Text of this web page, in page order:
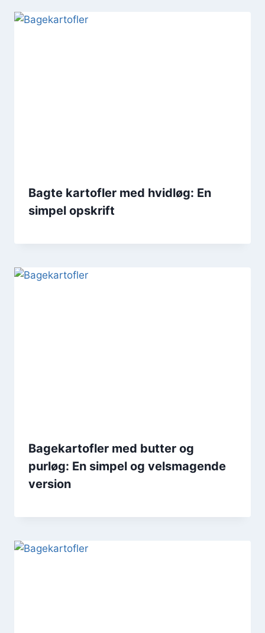
Bagte kartofler med hvidløg: En
simpel opskrift
Bagekartofler med butter og
purløg: En simpel og velsmagende
version